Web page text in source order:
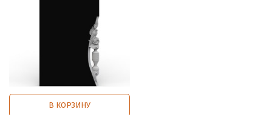
В КОРЗИНУ